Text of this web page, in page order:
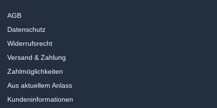
AGB
Datenschutz
Widerrufsrecht
Versand & Zahlung
Zahlmöglichkeiten
Aus aktuellem Anlass
Kundeninformationen